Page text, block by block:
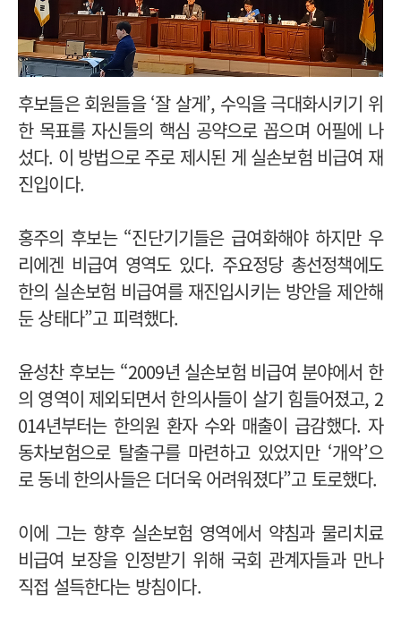
후보들은 회원들을 ‘잘 살게’, 수익을 극대화시키기 위
한 목표를 자신들의 핵심 공약으로 꼽으며 어필에 나
섰다. 이 방법으로 주로 제시된 게 실손보험 비급여 재
진입이다.
홍주의 후보는 “진단기기들은 급여화해야 하지만 우
리에겐 비급여 영역도 있다. 주요정당 총선정책에도
한의 실손보험 비급여를 재진입시키는 방안을 제안해
둔 상태다”고 피력했다.
윤성찬 후보는 “2009년 실손보험 비급여 분야에서 한
의 영역이 제외되면서 한의사들이 살기 힘들어졌고, 2
014년부터는 한의원 환자 수와 매출이 급감했다. 자
동차보험으로 탈출구를 마련하고 있었지만 ‘개악’으
로 동네 한의사들은 더더욱 어려워졌다”고 토로했다.
이에 그는 향후 실손보험 영역에서 약침과 물리치료
비급여 보장을 인정받기 위해 국회 관계자들과 만나
직접 설득한다는 방침이다.